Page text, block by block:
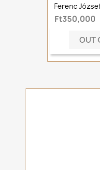
Ferenc
Ft350,000
OUT